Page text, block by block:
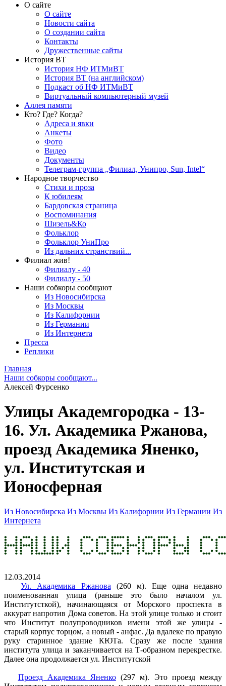
О сайте
О сайте
Новости сайта
О создании сайта
Контакты
Дружественные сайты
История ВТ
История НФ ИТМиВТ
История ВТ (на английском)
Подкаст об НФ ИТМиВТ
Виртуальный компьютерный музей
Аллея памяти
Кто? Где? Когда?
Адреса и явки
Анкеты
Фото
Видео
Документы
Телеграм-группа „Филиал, Унипро, Sun, Intel“
Народное творчество
Стихи и проза
К юбилеям
Бардовская страница
Воспоминания
Шизель&Ко
Фольклор
Фольклор УниПро
Из дальних странствий...
Филиал жив!
Филиалу - 40
Филиалу - 50
Наши собкоры сообщают
Из Новосибирска
Из Москвы
Из Калифорнии
Из Германии
Из Интернета
Пресса
Реплики
Главная
Наши собкоры сообщают...
Алексей Фурсенко
Улицы Академгородка - 13-
16. Ул. Академика Ржанова,
проезд Академика Яненко,
ул. Институтская и
Ионосферная
Из Новосибирска Из Москвы Из Калифорнии Из Германии Из
Интернета
12.03.2014
Ул. Академика Ржанова (260 м). Еще одна недавно
поименованная улица (раньше это было началом ул.
Институтсткой), начинающаяся от Морского проспекта в
аккурат напротив Дома советов. На этой улице только и стоит
что Институт полупроводников имени этой же улицы -
старый корпус торцом, а новый - анфас. Да вдалеке по правую
руку старинное здание КЮТа. Сразу же после здания
института улица и заканчивается на Т-образном перекрестке.
Далее она продолжается ул. Институтской
Проезд Академика Яненко (297 м). Это проезд между